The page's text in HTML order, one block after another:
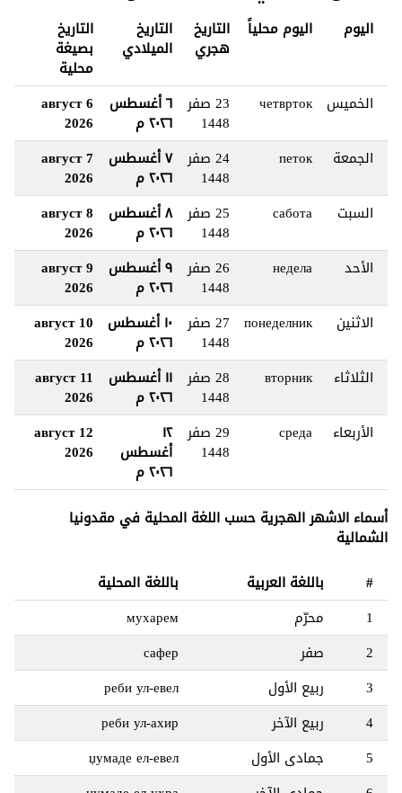
اليوم اليوم محلياً التاريخ
هجري
التاريخ
الميلادي
التاريخ
بصيغة
محلية
الخميس
четврток 23 صفر
1448
٦ أغسطس
٢٠٢٦ م
6 август
2026
الجمعة
петок 24 صفر
1448
٧ أغسطس
٢٠٢٦ م
7 август
2026
السبت
сабота 25 صفر
1448
٨ أغسطس
٢٠٢٦ م
8 август
2026
الأحد
недела 26 صفر
1448
٩ أغسطس
٢٠٢٦ م
9 август
2026
الاثنين
понеделник 27 صفر
1448
١٠ أغسطس
٢٠٢٦ م
10 август
2026
الثلاثاء
вторник 28 صفر
1448
١١ أغسطس
٢٠٢٦ م
11 август
2026
الأربعاء
среда 29 صفر
1448
١٢
أغسطس
٢٠٢٦ م
12 август
2026
أسماء الاشهر الهجرية حسب اللغة المحلية في مقدونيا
الشمالية
#
باللغة العربية
باللغة المحلية
1
محرّم
мухарем
2
صفر
сафер
3
ربيع الأول
реби ул-евел
4
ربيع الآخر
реби ул-ахир
5
جمادى الأول
џумаде ел-евел